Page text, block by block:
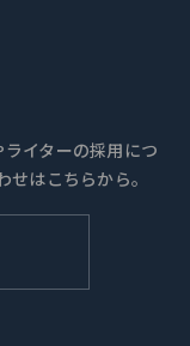
イターの採用につ
はこちらから。